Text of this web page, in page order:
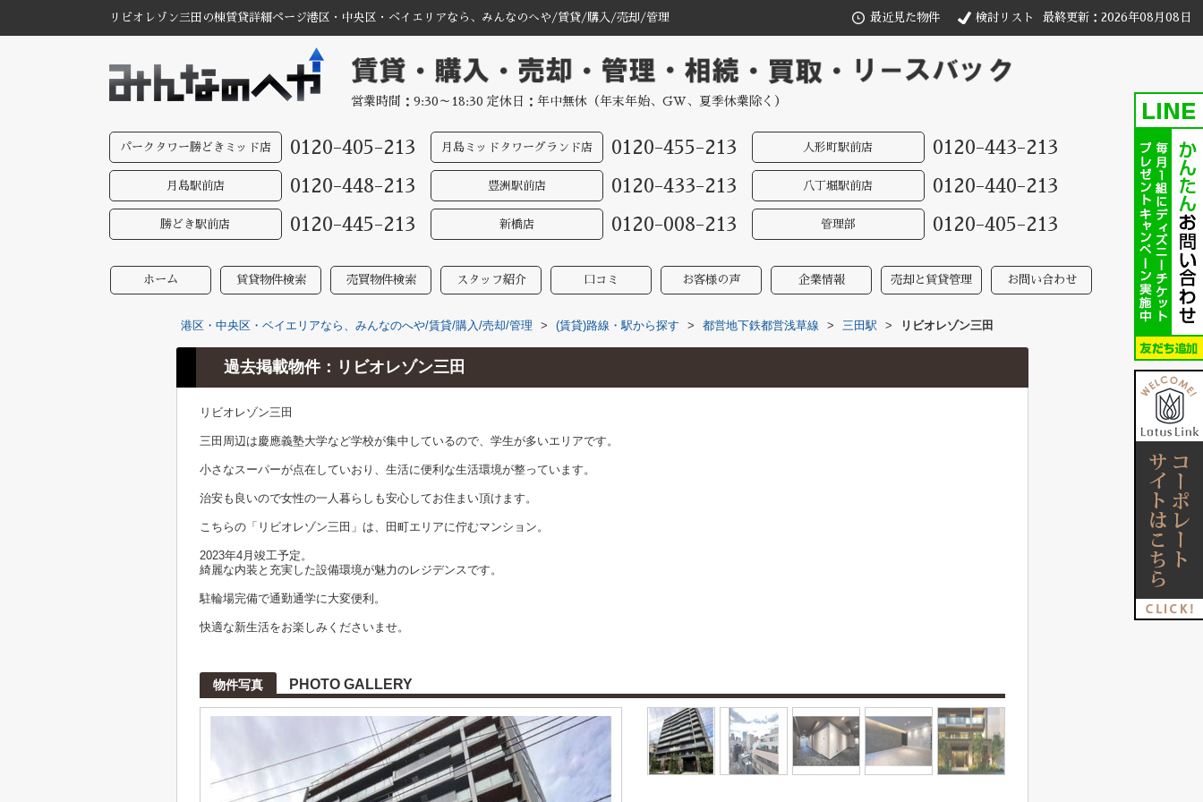
リビオレゾン三田の棟賃貸詳細ページ港区・中央区・ベイエリアなら、みんなのへや/賃貸/購入/売却/管理 最近見た物件 検討リスト 最終更新：2026年08月08日
営業時間：9:30～18:30 定休日：年中無休（年末年始、GW、夏季休業除く）
パークタワー勝どきミッド店 0120-405-213 月島ミッドタワーグランド店 0120-455-213 人形町駅前店 0120-443-213
月島駅前店 0120-448-213 豊洲駅前店 0120-433-213 八丁堀駅前店 0120-440-213
勝どき駅前店 0120-445-213 新橋店 0120-008-213 管理部 0120-405-213
ホーム 賃貸物件検索 売買物件検索 スタッフ紹介 口コミ お客様の声 企業情報 売却と賃貸管理 お問い合わせ
港区・中央区・ベイエリアなら、みんなのへや/賃貸/購入/売却/管理 > (賃貸)路線・駅から探す > 都営地下鉄都営浅草線 > 三田駅 > リビオレゾン三田
過去掲載物件：リビオレゾン三田
リビオレゾン三田
三田周辺は慶應義塾大学など学校が集中しているので、学生が多いエリアです。
小さなスーパーが点在していおり、生活に便利な生活環境が整っています。
治安も良いので女性の一人暮らしも安心してお住まい頂けます。
こちらの「リビオレゾン三田」は、田町エリアに佇むマンション。
2023年4月竣工予定。
綺麗な内装と充実した設備環境が魅力のレジデンスです。
駐輪場完備で通勤通学に大変便利。
快適な新生活をお楽しみくださいませ。
物件写真 PHOTO GALLERY